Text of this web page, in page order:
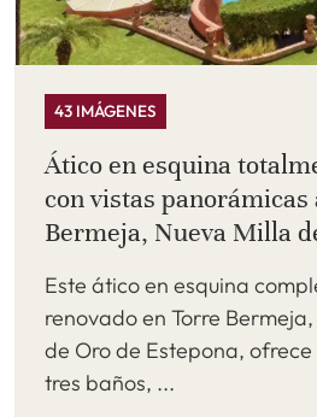
43 IMÁGENES
Ático en esquina
con vistas
Bermeja, Nueva Milla
Este ático en esquina
renovado en Torre
de Oro de Estepona,
tres baños, ...